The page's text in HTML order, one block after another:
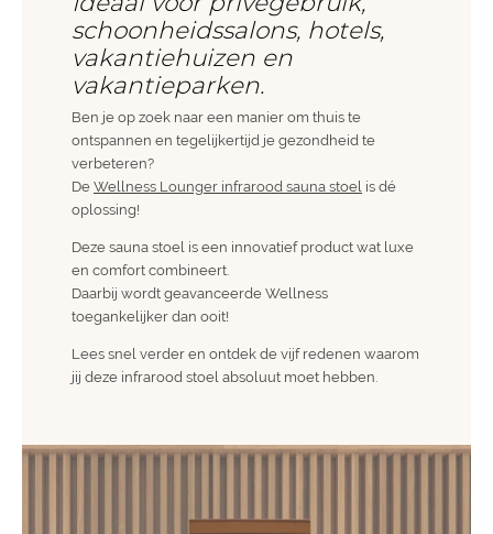
schoonheidssalons, hotels,
vakantiehuizen en
vakantieparken.
Ben je op zoek naar een manier om thuis te
ontspannen en tegelijkertijd je gezondheid te
verbeteren?
De Wellness Lounger infrarood sauna stoel is dé
oplossing!
Deze sauna stoel is een innovatief product wat luxe
en comfort combineert.
Daarbij wordt geavanceerde Wellness
toegankelijker dan ooit!
Lees snel verder en ontdek de vijf redenen waarom
jij deze infrarood stoel absoluut moet hebben.